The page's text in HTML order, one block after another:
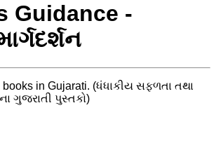
Guidance -
books in Gujarati. (ધંધાકીય સફળતા તથા
ગુજરાતી પુસ્તકો)